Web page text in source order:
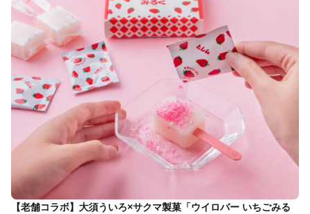
【老舗コラボ】大須ういろ×サクマ製菓「ウイロバー いちごみる